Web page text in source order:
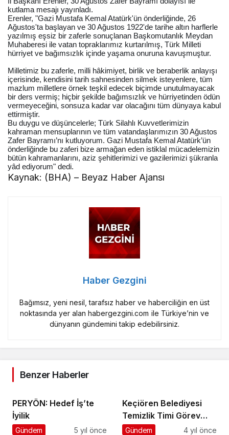
kutlama mesajı yayınladı.
Erenler, "Gazi Mustafa Kemal Atatürk'ün önderliğinde, 26
Ağustos'ta başlayan ve 30 Ağustos 1922'de tarihe altın harflerle
yazılmış eşsiz bir zaferle sonuçlanan Başkomutanlık Meydan
Muhaberesi ile vatan topraklarımız kurtarılmış, Türk Milleti
hürriyet ve bağımsızlık içinde yaşama onuruna kavuşmuştur.
Milletimiz bu zaferle, milli hâkimiyet, birlik ve beraberlik anlayışı
içerisinde, kendisini tarih sahnesinden silmek isteyenlere, tüm
mazlum milletlere örnek teşkil edecek biçimde unutulmayacak
bir ders vermiş; hiçbir şekilde bağımsızlık ve hürriyetinden ödün
vermeyeceğini, sonsuza kadar var olacağını tüm dünyaya kabul
ettirmiştir.
Bu duygu ve düşüncelerle; Türk Silahlı Kuvvetlerimizin
kahraman mensuplarının ve tüm vatandaşlarımızın 30 Ağustos
Zafer Bayramı’nı kutluyorum. Gazi Mustafa Kemal Atatürk’ün
önderliğinde bu zaferi bize armağan eden istiklal mücadelemizin
bütün kahramanlarını, aziz şehitlerimizi ve gazilerimizi şükranla
yâd ediyorum" dedi.
Kaynak: (BHA) – Beyaz Haber Ajansı
Haber Gezgini
Bağımsız, yeni nesil, tarafsız haber ve haberciliğin en üst
noktasında yer alan habergezgini.com ile Türkiye’nin ve
dünyanın gündemini takip edebilirsiniz.
Benzer Haberler
PERYÖN: Hedef İş’te
İyilik
Gündem 5 yıl önce
Keçiören Belediyesi
Temizlik Timi Görev
Başında
Gündem 4 yıl önce